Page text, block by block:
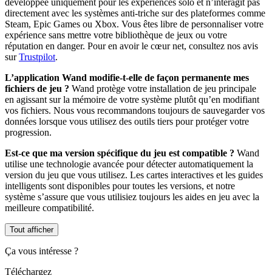
directement avec les systèmes anti-triche sur des plateformes comme
Steam, Epic Games ou Xbox. Vous êtes libre de personnaliser votre
expérience sans mettre votre bibliothèque de jeux ou votre
réputation en danger. Pour en avoir le cœur net, consultez nos avis
surTrustpilot.
L’application Wand modifie-t-elle de façon permanente mes
fichiers de jeu ? Wand protège votre installation de jeu principale
en agissant sur la mémoire de votre système plutôt qu’en modifiant
vos fichiers. Nous vous recommandons toujours de sauvegarder vos
données lorsque vous utilisez des outils tiers pour protéger votre
progression.
Est-ce que ma version spécifique du jeu est compatible ? Wand
utilise une technologie avancée pour détecter automatiquement la
version du jeu que vous utilisez. Les cartes interactives et les guides
intelligents sont disponibles pour toutes les versions, et notre
système s’assure que vous utilisiez toujours les aides en jeu avec la
meilleure compatibilité.
Tout afficher
Ça vous intéresse ?
Téléchargez